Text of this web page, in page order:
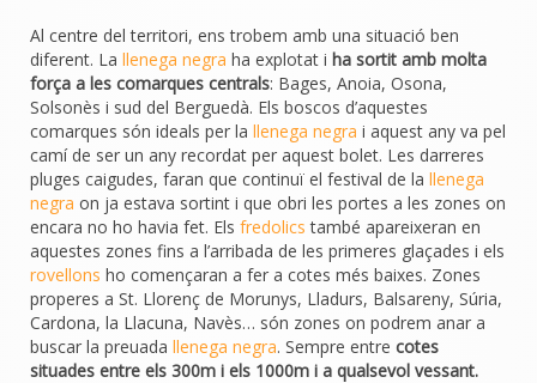
Al centre del territori, ens trobem amb una situació ben
diferent. La llenega negra ha explotat i ha sortit amb molta
força a les comarques centrals: Bages, Anoia, Osona,
Solsonès i sud del Berguedà. Els boscos d’aquestes
comarques són ideals per la llenega negra i aquest any va pel
camí de ser un any recordat per aquest bolet. Les darreres
pluges caigudes, faran que continuï el festival de la llenega
negra on ja estava sortint i que obri les portes a les zones on
encara no ho havia fet. Els fredolics també apareixeran en
aquestes zones fins a l’arribada de les primeres glaçades i els
rovellons ho començaran a fer a cotes més baixes. Zones
properes a St. Llorenç de Morunys, Lladurs, Balsareny, Súria,
Cardona, la Llacuna, Navès… són zones on podrem anar a
buscar la preuada llenega negra. Sempre entre cotes
situades entre els 300m i els 1000m i a qualsevol vessant.